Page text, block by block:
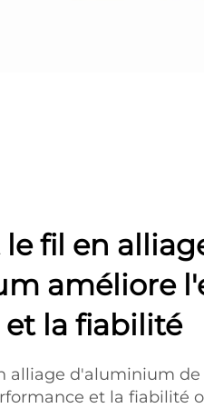
fil en
améliore
la fiabilité
alliage d'aluminium de
et la fiabilité